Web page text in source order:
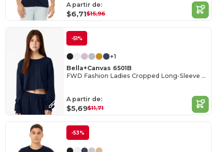
A partir de:
$6,71$15,96
-51%
+1
Bella+Canvas 6501B
FWD Fashion Ladies Cropped Long-Sleeve T-Shirt
A partir de:
$5,69$11,71
-53%